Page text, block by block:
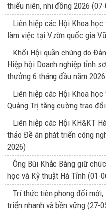
thiếu niên, nhi đồng 2026
Liên hiệp các Hội Khoa
làm việc tại Vườn quốc gia
Khối Hội quần chúng do
Hiệp hội Doanh nghiệp tỉnh
thưởng 6 tháng đầu năm 2026
Liên hiệp các Hội Khoa
Quảng Trị tăng cường trao
Liên hiệp các Hội KH&KT
thảo Đề án phát triển công
2026)
Ông Bùi Khắc Bằng giữ
học và Kỹ thuật Hà Tĩnh (01-
Trí thức tiên phong đổi mới,
triển nhanh và bền vững (27-